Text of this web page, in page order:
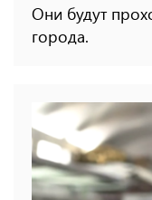
Они будут
города.